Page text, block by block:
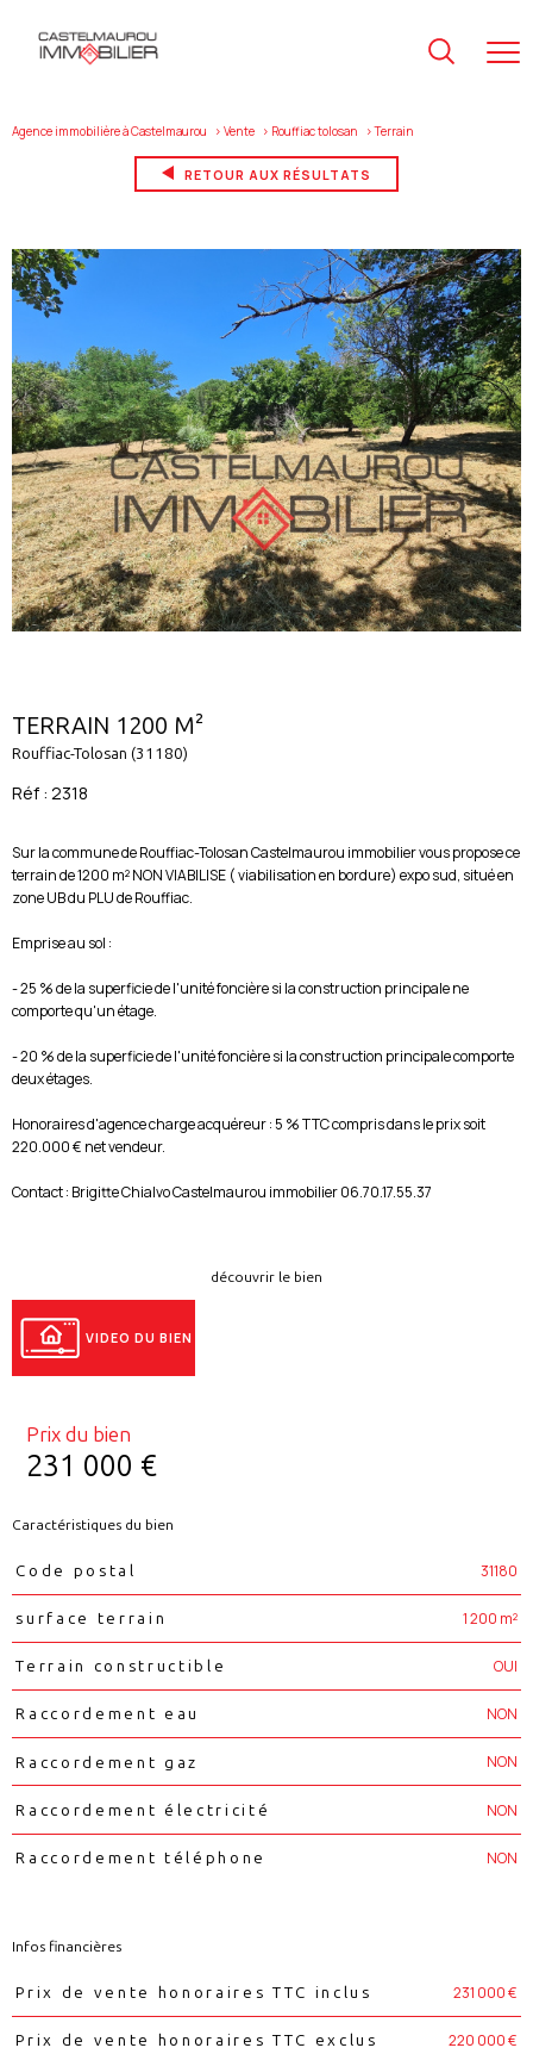
Agence immobilière à Castelmaurou Vente Rouffiac tolosan terrain
RETOUR AUX RÉSULTATS
TERRAIN 1200 M²
Rouffiac-Tolosan (31180)
Réf : 2318
Sur la commune de Rouffiac-Tolosan Castelmaurou immobilier vous propose ce
terrain de 1200 m² NON VIABILISE ( viabilisation en bordure) expo sud, situé en
zone UB du PLU de Rouffiac.
Emprise au sol :
- 25 % de la superficie de l'unité foncière si la construction principale ne
comporte qu'un étage.
- 20 % de la superficie de l'unité foncière si la construction principale comporte
deux étages.
Honoraires d'agence charge acquéreur : 5 % TTC compris dans le prix soit
220.000 € net vendeur.
Contact : Brigitte Chialvo Castelmaurou immobilier 06.70.17.55.37
découvrir le bien
VIDEO DU BIEN
Prix du bien
231 000 €
Caractéristiques du bien
Caractéristiques Valeurs
Code postal 31180
surface terrain 1 200 m²
Terrain constructible OUI
Raccordement eau NON
Raccordement gaz NON
Raccordement électricité NON
Raccordement téléphone NON
Infos financières
Caractéristiques Valeurs
Prix de vente honoraires TTC inclus 231 000 €
Prix de vente honoraires TTC exclus 220 000 €